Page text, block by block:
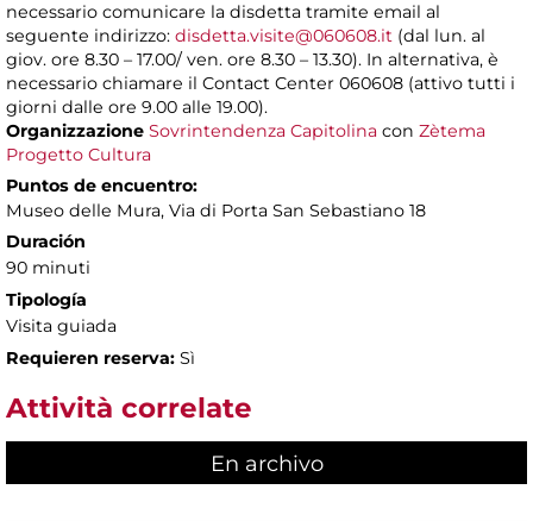
necessario comunicare la disdetta tramite email al
seguente indirizzo: disdetta.visite@060608.it (dal lun. al
giov. ore 8.30 – 17.00/ ven. ore 8.30 – 13.30). In alternativa, è
necessario chiamare il Contact Center 060608 (attivo tutti i
giorni dalle ore 9.00 alle 19.00).
Organizzazione Sovrintendenza Capitolina con Zètema
Progetto Cultura
Puntos de encuentro:
Museo delle Mura, Via di Porta San Sebastiano 18
Duración
90 minuti
Tipología
Visita guiada
Requieren reserva: Sì
Attività correlate
En archivo